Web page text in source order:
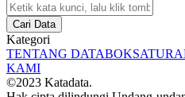
Cari Data
Kategori
TENTANG DATABOKS
KAMI
©2023 Katadata.